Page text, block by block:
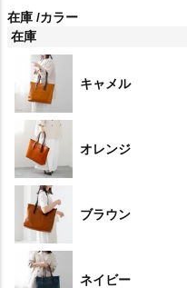
在庫 カラー
在庫
キャメル
オレンジ
ブラウン
ネイビー